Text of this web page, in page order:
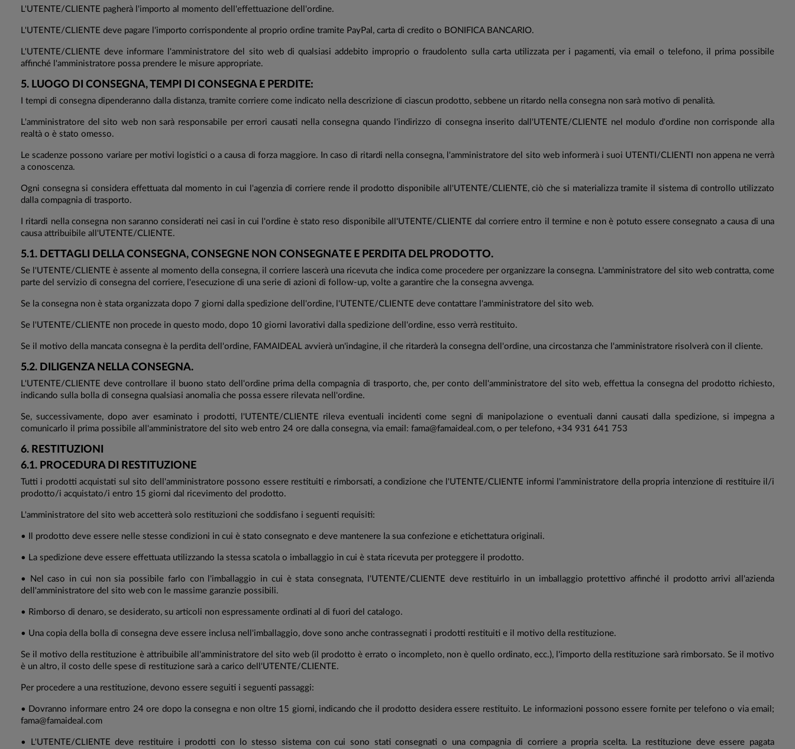
L'UTENTE/CLIENTE pagherà l'importo al momento dell'effettuazione dell'ordine.
L'UTENTE/CLIENTE deve pagare l'importo corrispondente al proprio ordine tramite PayPal, carta di credito o BONIFICA BANCARIO.
L'UTENTE/CLIENTE deve informare l'amministratore del sito web di qualsiasi addebito improprio o fraudolento sulla carta utilizzata per i pagamenti, via email o telefono, il prima possibile
affinché l'amministratore possa prendere le misure appropriate.
5. LUOGO DI CONSEGNA, TEMPI DI CONSEGNA E PERDITE:
I tempi di consegna dipenderanno dalla distanza, tramite corriere come indicato nella descrizione di ciascun prodotto, sebbene un ritardo nella consegna non sarà motivo di penalità.
L'amministratore del sito web non sarà responsabile per errori causati nella consegna quando l'indirizzo di consegna inserito dall'UTENTE/CLIENTE nel modulo d'ordine non corrisponde alla
realtà o è stato omesso.
Le scadenze possono variare per motivi logistici o a causa di forza maggiore. In caso di ritardi nella consegna, l'amministratore del sito web informerà i suoi UTENTI/CLIENTI non appena ne verrà
a conoscenza.
Ogni consegna si considera effettuata dal momento in cui l'agenzia di corriere rende il prodotto disponibile all'UTENTE/CLIENTE, ciò che si materializza tramite il sistema di controllo utilizzato
dalla compagnia di trasporto.
I ritardi nella consegna non saranno considerati nei casi in cui l'ordine è stato reso disponibile all'UTENTE/CLIENTE dal corriere entro il termine e non è potuto essere consegnato a causa di una
causa attribuibile all'UTENTE/CLIENTE.
5.1. DETTAGLI DELLA CONSEGNA, CONSEGNE NON CONSEGNATE E PERDITA DEL PRODOTTO.
Se l'UTENTE/CLIENTE è assente al momento della consegna, il corriere lascerà una ricevuta che indica come procedere per organizzare la consegna. L'amministratore del sito web contratta, come
parte del servizio di consegna del corriere, l'esecuzione di una serie di azioni di follow-up, volte a garantire che la consegna avvenga.
Se la consegna non è stata organizzata dopo 7 giorni dalla spedizione dell'ordine, l'UTENTE/CLIENTE deve contattare l'amministratore del sito web.
Se l'UTENTE/CLIENTE non procede in questo modo, dopo 10 giorni lavorativi dalla spedizione dell'ordine, esso verrà restituito.
Se il motivo della mancata consegna è la perdita dell'ordine, FAMAIDEAL avvierà un'indagine, il che ritarderà la consegna dell'ordine, una circostanza che l'amministratore risolverà con il cliente.
5.2. DILIGENZA NELLA CONSEGNA.
L'UTENTE/CLIENTE deve controllare il buono stato dell'ordine prima della compagnia di trasporto, che, per conto dell'amministratore del sito web, effettua la consegna del prodotto richiesto,
indicando sulla bolla di consegna qualsiasi anomalia che possa essere rilevata nell'ordine.
Se, successivamente, dopo aver esaminato i prodotti, l'UTENTE/CLIENTE rileva eventuali incidenti come segni di manipolazione o eventuali danni causati dalla spedizione, si impegna a
comunicarlo il prima possibile all'amministratore del sito web entro 24 ore dalla consegna, via email: fama@famaideal.com, o per telefono, +34 931 641 753
6. RESTITUZIONI
6.1. PROCEDURA DI RESTITUZIONE
Tutti i prodotti acquistati sul sito dell'amministratore possono essere restituiti e rimborsati, a condizione che l'UTENTE/CLIENTE informi l'amministratore della propria intenzione di restituire il/i
prodotto/i acquistato/i entro 15 giorni dal ricevimento del prodotto.
L'amministratore del sito web accetterà solo restituzioni che soddisfano i seguenti requisiti:
• Il prodotto deve essere nelle stesse condizioni in cui è stato consegnato e deve mantenere la sua confezione e etichettatura originali.
• La spedizione deve essere effettuata utilizzando la stessa scatola o imballaggio in cui è stata ricevuta per proteggere il prodotto.
• Nel caso in cui non sia possibile farlo con l'imballaggio in cui è stata consegnata, l'UTENTE/CLIENTE deve restituirlo in un imballaggio protettivo affinché il prodotto arrivi all'azienda
dell'amministratore del sito web con le massime garanzie possibili.
• Rimborso di denaro, se desiderato, su articoli non espressamente ordinati al di fuori del catalogo.
• Una copia della bolla di consegna deve essere inclusa nell'imballaggio, dove sono anche contrassegnati i prodotti restituiti e il motivo della restituzione.
Se il motivo della restituzione è attribuibile all'amministratore del sito web (il prodotto è errato o incompleto, non è quello ordinato, ecc.), l'importo della restituzione sarà rimborsato. Se il motivo
è un altro, il costo delle spese di restituzione sarà a carico dell'UTENTE/CLIENTE.
Per procedere a una restituzione, devono essere seguiti i seguenti passaggi:
• Dovranno informare entro 24 ore dopo la consegna e non oltre 15 giorni, indicando che il prodotto desidera essere restituito. Le informazioni possono essere fornite per telefono o via email;
fama@famaideal.com
• L'UTENTE/CLIENTE deve restituire i prodotti con lo stesso sistema con cui sono stati consegnati o una compagnia di corriere a propria scelta. La restituzione deve essere pagata